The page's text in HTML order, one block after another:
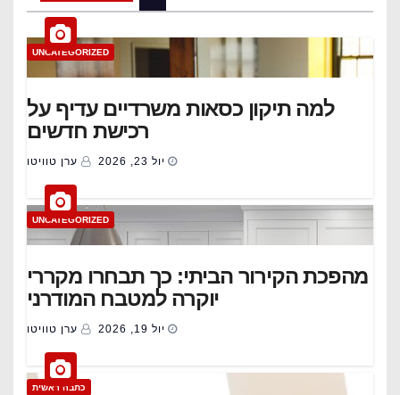
UNCATEGORIZED
למה תיקון כסאות משרדיים עדיף על
רכישת חדשים
יול 23, 2026 ערן טוויטו
UNCATEGORIZED
מהפכת הקירור הביתי: כך תבחרו מקררי
יוקרה למטבח המודרני
יול 19, 2026 ערן טוויטו
כתבה ראשית